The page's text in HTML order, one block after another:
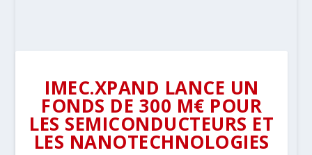
IMEC.XPAND LANCE UN
FONDS DE 300 M€ POUR
LES SEMICONDUCTEURS ET
LES NANOTECHNOLOGIES